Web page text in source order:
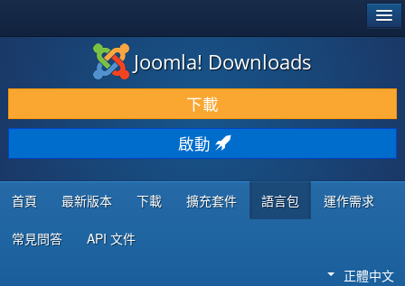
下載 & 擴充
發現 & 學習
社群 & 支援
程式者資源
Joomla! Downloads
下載
啟動
首頁 最新版本 下載 擴充套件 語言包 運作需求
常見問答 API 文件
正體中文